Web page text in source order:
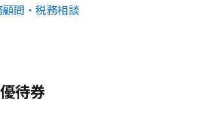
問・税務相談
待券